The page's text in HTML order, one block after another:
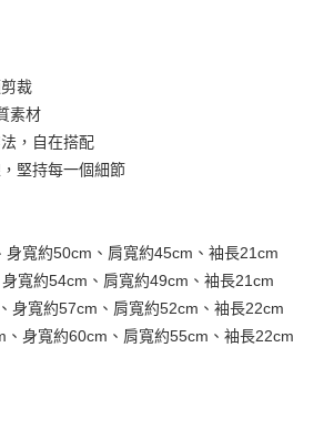
含以上)免運費
含以上)免運費
裁
素材
，自在搭配
堅持每一個細節
身寬約50cm、肩寬約45cm、袖長21cm
寬約54cm、肩寬約49cm、袖長21cm
身寬約57cm、肩寬約52cm、袖長22cm
、身寬約60cm、肩寬約55cm、袖長22cm